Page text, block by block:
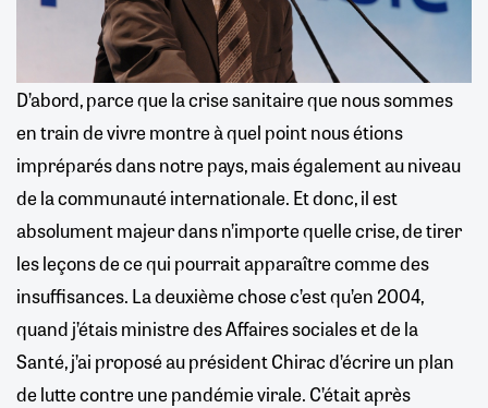
D’abord, parce que la crise sanitaire que nous sommes
en train de vivre montre à quel point nous étions
impréparés dans notre pays, mais également au niveau
de la communauté internationale. Et donc, il est
absolument majeur dans n’importe quelle crise, de tirer
les leçons de ce qui pourrait apparaître comme des
insuffisances. La deuxième chose c’est qu’en 2004,
quand j’étais ministre des Affaires sociales et de la
Santé, j’ai proposé au président Chirac d’écrire un plan
de lutte contre une pandémie virale. C’était après